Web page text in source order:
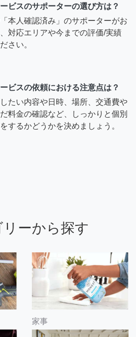
ビスのサポーターの選び方は？
本人確認済み」のサポーターがお
対応エリアや今までの評価/実績
さい。
ビスの依頼における注意点は？
たい内容や日時、場所、交通費や
料金の確認など、しっかりと個別
するかどうかを決めましょう。
リーから探す
家事